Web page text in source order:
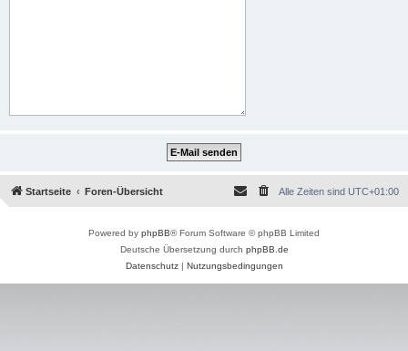
Startseite Foren-Übersicht Alle Zeiten sind UTC+01:00
Powered by phpBB® Forum Software © phpBB Limited
Deutsche Übersetzung durch phpBB.de
Datenschutz| Nutzungsbedingungen